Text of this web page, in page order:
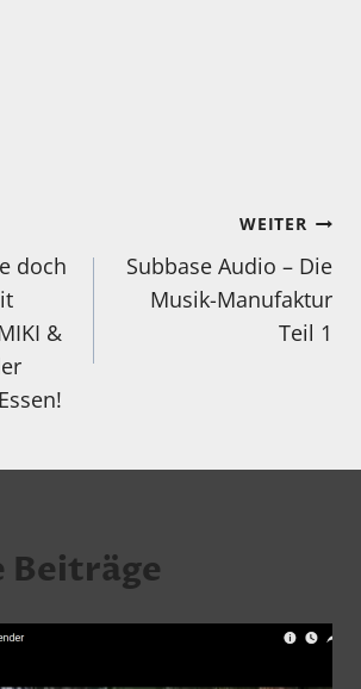
doch
&
WEITER
Subbase Audio – Die
Musik-Manufaktur
Teil 1
Beiträge